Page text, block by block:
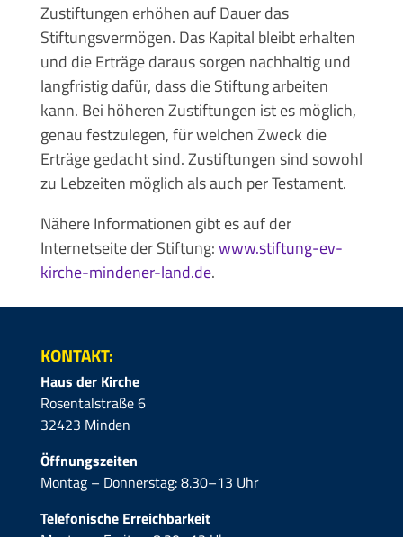
Zustiftungen erhöhen auf Dauer das
Stiftungsvermögen. Das Kapital bleibt erhalten
und die Erträge daraus sorgen nachhaltig und
langfristig dafür, dass die Stiftung arbeiten
kann. Bei höheren Zustiftungen ist es möglich,
genau festzulegen, für welchen Zweck die
Erträge gedacht sind. Zustiftungen sind sowohl
zu Lebzeiten möglich als auch per Testament.
Nähere Informationen gibt es auf der
Internetseite der Stiftung:www.stiftung-ev-
kirche-mindener-land.de.
KONTAKT:
Haus der Kirche
Rosentalstraße 6
32423 Minden
Öffnungszeiten
Montag – Donnerstag: 8.30–13 Uhr
Telefonische Erreichbarkeit